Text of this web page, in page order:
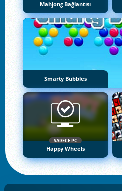
Mahjong Bağlantısı
Smarty Bubbles
SADECE PC
Happy Wheels